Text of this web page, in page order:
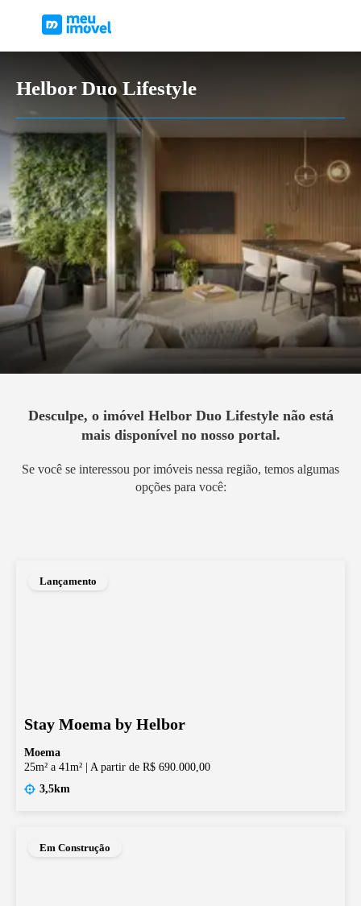
Helbor Duo Lifestyle
Desculpe, o imóvel Helbor Duo Lifestylenão está
mais disponível no nosso portal.
Se você se interessou por imóveis nessa região, temos algumas
opções para você:
Lançamento
Stay Moema by Helbor
Moema
25m² a 41m²
A partir de R$ 690.000,00
3,5km
Em Construção